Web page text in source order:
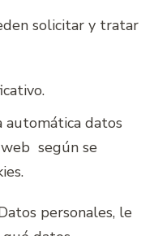
solicitar y tratar
automática datos
según se
personales, le